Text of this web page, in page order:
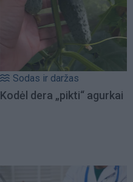
Sodas ir daržas
Kodėl dera „pikti“ agurkai